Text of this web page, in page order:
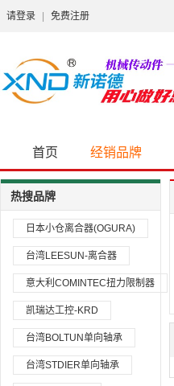
请登录 免费注册
首页 经销品牌
热搜品牌
日本小仓离合器(OGURA)
台湾LEESUN-离合器
意大利COMINTEC扭力限制器
凯瑞达工控-KRD
台湾BOLTUN单向轴承
台湾STDIER单向轴承